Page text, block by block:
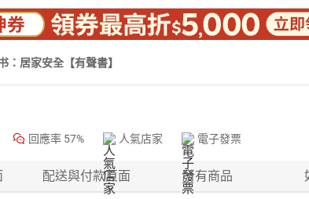
：居家安全【有聲書】
回應率 57% 人氣店家 電子發票
配送與付款頁面 所有商品